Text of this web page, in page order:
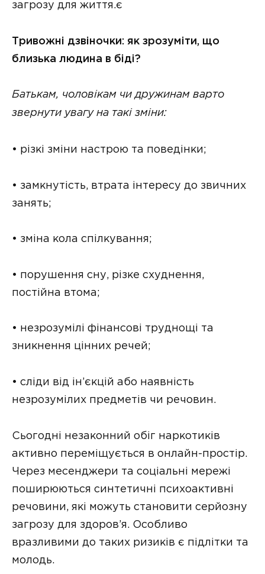
загрозу для життя.є
Тривожні дзвіночки: як зрозуміти, що
близька людина в біді?
Батькам, чоловікам чи дружинам варто
звернути увагу на такі зміни:
• різкі зміни настрою та поведінки;
• замкнутість, втрата інтересу до звичних
занять;
• зміна кола спілкування;
• порушення сну, різке схуднення,
постійна втома;
• незрозумілі фінансові труднощі та
зникнення цінних речей;
• сліди від ін’єкцій або наявність
незрозумілих предметів чи речовин.
Сьогодні незаконний обіг наркотиків
активно переміщується в онлайн-простір.
Через месенджери та соціальні мережі
поширюються синтетичні психоактивні
речовини, які можуть становити серйозну
загрозу для здоров’я. Особливо
вразливими до таких ризиків є підлітки та
молодь.